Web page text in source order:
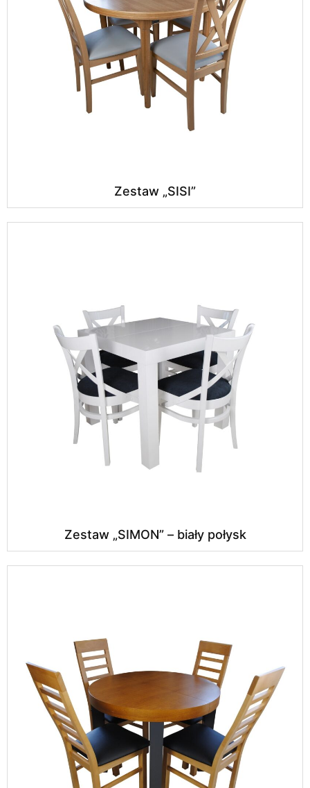
Zestaw „SISI”
Zestaw „SIMON” – biały połysk